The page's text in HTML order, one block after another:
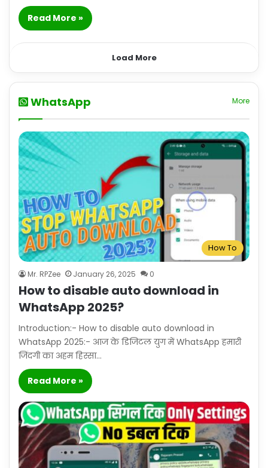
Read More »
Load More
WhatsApp More
How To
Mr. RPZee January 26, 2025 0
How to disable auto download in
WhatsApp 2025?
Introduction:- How to disable auto download in
WhatsApp 2025:- आज के डिजिटल युग में WhatsApp हमारी
जिंदगी का अहम हिस्सा…
Read More »